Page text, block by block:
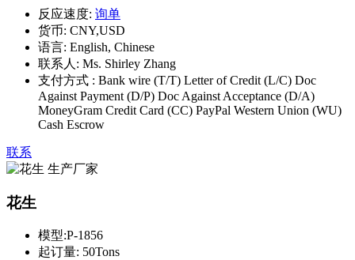
反应速度: 询单
货币: CNY,USD
语言: English, Chinese
联系人: Ms. Shirley Zhang
支付方式 : Bank wire (T/T) Letter of Credit (L/C) Doc
Against Payment (D/P) Doc Against Acceptance (D/A)
MoneyGram Credit Card (CC) PayPal Western Union (WU)
Cash Escrow
联系
花生
模型:P-1856
起订量: 50Tons